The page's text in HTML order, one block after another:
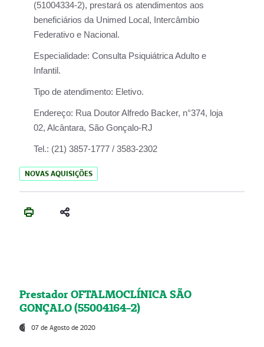
(51004334-2), prestará os atendimentos aos
beneficiários da Unimed Local, Intercâmbio
Federativo e Nacional.
Especialidade: Consulta Psiquiátrica Adulto e
Infantil.
Tipo de atendimento: Eletivo.
Endereço: Rua Doutor Alfredo Backer, n°374, loja
02, Alcântara, São Gonçalo-RJ
Tel.: (21) 3857-1777 / 3583-2302
NOVAS AQUISIÇÕES
Prestador OFTALMOCLÍNICA SÃO
GONÇALO (55004164-2)
07 de Agosto de 2020